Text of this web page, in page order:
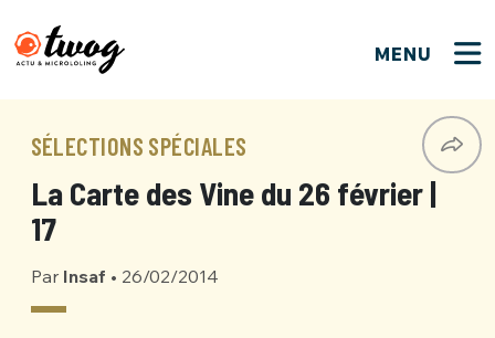
MENU
SÉLECTIONS SPÉCIALES
La Carte des Vine du 26 février |
17
Par Insaf • 26/02/2014
Bienvenue !
PSEUDO*
EMAIL *
Connexion
PSEUDO
VOTRE PARTICIPATION
Que souhaitez-vous proposer ?
Quelques tweets
C'EST PARTI